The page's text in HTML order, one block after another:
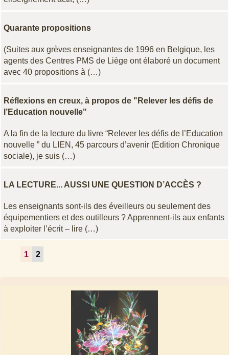
Quarante propositions
(Suites aux grèves enseignantes de 1996 en Belgique, les
agents des Centres PMS de Liège ont élaboré un document
avec 40 propositions à (…)
Réflexions en creux, à propos de "Relever les défis de
l’Education nouvelle"
A la fin de la lecture du livre “Relever les défis de l’Education
nouvelle ” du LIEN, 45 parcours d’avenir (Edition Chronique
sociale), je suis (…)
LA LECTURE... AUSSI UNE QUESTION D’ACCÈS ?
Les enseignants sont-ils des éveilleurs ou seulement des
équipementiers et des outilleurs ? Apprennent-ils aux enfants
à exploiter l’écrit – lire (…)
1 2